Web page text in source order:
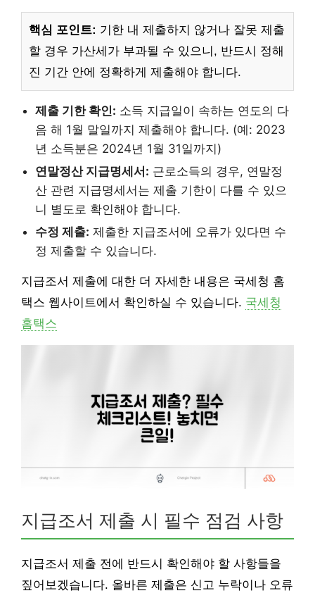
핵심 포인트: 기한 내 제출하지 않거나 잘못 제출
할 경우 가산세가 부과될 수 있으니, 반드시 정해
진 기간 안에 정확하게 제출해야 합니다.
제출 기한 확인: 소득 지급일이 속하는 연도의 다
음 해 1월 말일까지 제출해야 합니다. (예: 2023
년 소득분은 2024년 1월 31일까지)
연말정산 지급명세서: 근로소득의 경우, 연말정
산 관련 지급명세서는 제출 기한이 다를 수 있으
니 별도로 확인해야 합니다.
수정 제출: 제출한 지급조서에 오류가 있다면 수
정 제출할 수 있습니다.
지급조서 제출에 대한 더 자세한 내용은 국세청 홈
택스 웹사이트에서 확인하실 수 있습니다. 국세청
홈택스
지급조서 제출 시 필수 점검 사항
지급조서 제출 전에 반드시 확인해야 할 사항들을
짚어보겠습니다. 올바른 제출은 신고 누락이나 오류